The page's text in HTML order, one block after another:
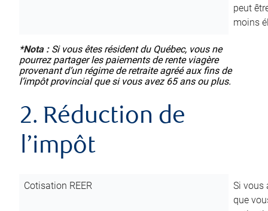
peut
moins
*Nota :Si vous êtes résident du Québec, vous ne
pourrez partager les paiements de rente viagère
provenant d’un régime de retraite agréé aux fins de
l’impôt provincial que si vous avez 65 ans ou plus.
2. Réduction de
l’impôt
Cotisation REER
Si vous
que